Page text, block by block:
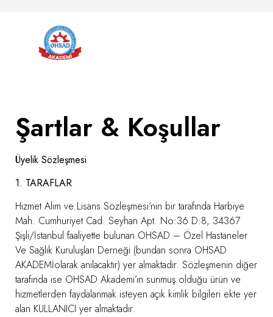
Şartlar & Koşullar
Üyelik Sözleşmesi
1. TARAFLAR
Hizmet Alım ve Lisans Sözleşmesi’nin bir tarafında Harbiye
Mah. Cumhuriyet Cad. Seyhan Apt. No:36 D:8, 34367
Şişli/İstanbul faaliyette bulunan OHSAD – Özel Hastaneler
Ve Sağlık Kuruluşları Derneği (bundan sonra OHSAD
AKADEMİolarak anılacaktır) yer almaktadır. Sözleşmenin diğer
tarafında ise OHSAD Akademi’ın sunmuş olduğu ürün ve
hizmetlerden faydalanmak isteyen açık kimlik bilgileri ekte yer
alan KULLANICI yer almaktadır.